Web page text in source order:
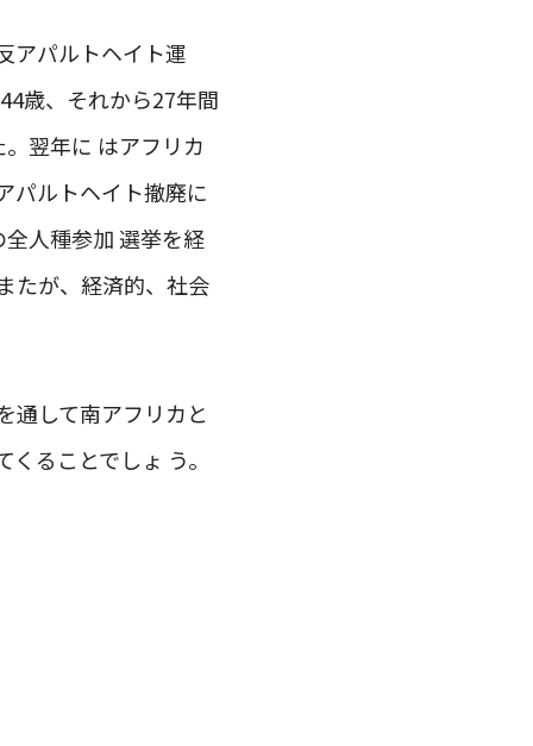
アパルトヘイト運
歳、それから27年間
翌年に はアフリカ
パルトヘイト撤廃に
人種参加 選挙を経
たが、経済的、社会
通して南アフリカと
ることでしょ う。